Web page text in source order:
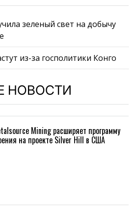
зеленый свет на добычу
из-за госполитики Конго
НОВОСТИ
Mining расширяет программу
на проекте Silver Hill в США